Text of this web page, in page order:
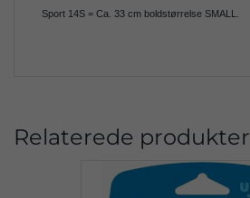
Sport 14S = Ca. 33 cm boldstørrelse SMALL.
Relaterede produkter